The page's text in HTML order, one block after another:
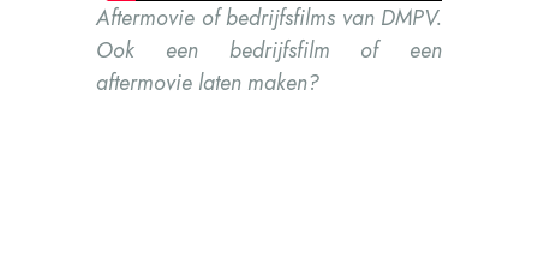
Aftermovie of bedrijfsfilms van DMPV.
Ook een bedrijfsfilm of een
aftermovie laten maken?